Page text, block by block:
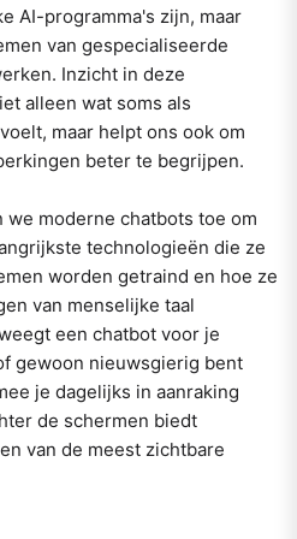
AI-programma's zijn, maar
van gespecialiseerde
Inzicht in deze
alleen wat soms als
maar helpt ons ook om
beter te begrijpen.
moderne chatbots toe om
technologieën die ze
worden getraind en hoe ze
van menselijke taal
een chatbot voor je
gewoon nieuwsgierig bent
je dagelijks in aanraking
de schermen biedt
van de meest zichtbare